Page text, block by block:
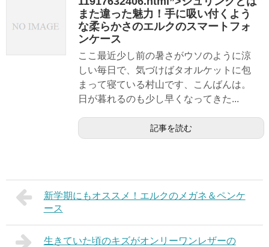
また違った魅力！手に吸い付くよう
な柔らかさのエルクのスマートフォ
ンケース
ここ最近少し前の暑さがウソのように涼
しい毎日で、気づけばタオルケットに包
まって寝ている村山です、こんばんは。
日が暮れるのも少し早くなってきた...
記事を読む
新学期にもオススメ！エルクのメガネ＆ペンケ
ース
生きていた頃のキズがオンリーワンレザーの